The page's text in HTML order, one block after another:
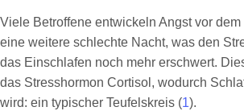
Viele Betroffene entwickeln Angst vor
eine weitere schlechte Nacht, was den
das Einschlafen noch mehr erschwert.
das Stresshormon Cortisol, wodurch
wird: ein typischer Teufelskreis (1).